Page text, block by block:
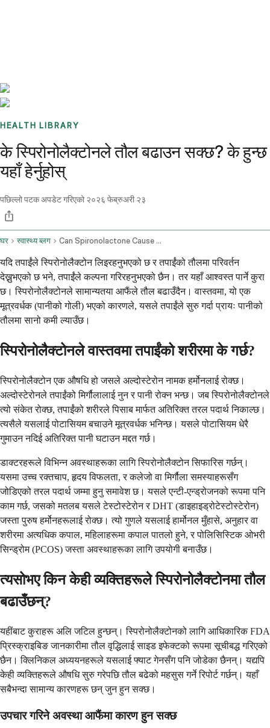
HEALTH LIBRARY
के स्पिरोनोलैक्टोनले तौल बढाउन सक्छ? के हुन्छ
यहाँ हेर्नुहोस्
पछिल्लो पटक अपडेट गरिएको २०२६ फेब्रुअरी २३
घर स्वास्थ्य ब्लग Can Spironolactone Cause Weight Gain
यदि तपाईंले स्पिरोनोलैक्टोन लिइरहनुभएको छ र तपाईंको तौलमा परिवर्तन
देख्नुभएको छ भने, तपाईंले कल्पना गरिरहनुभएको छैन। तर यहाँ आश्वस्त पार्ने कुरा
छ। स्पिरोनोलैक्टोनले सामान्यतया आफैंले तौल बढाउँदैन। वास्तवमा, यो एक
मूत्रवर्धक (पानीको गोली) भएको कारणले, यसले तपाईंले सुरु गर्दा प्रायः पानीको
तौलमा सानो कमी ल्याउँछ।
स्पिरोनोलैक्टोनले वास्तवमा तपाईंको शरीरमा के गर्छ?
स्पिरोनोलैक्टोन एक औषधि हो जसले अल्दोस्टेरोन नामक हर्मोनलाई रोक्छ।
अल्दोस्टेरोनले तपाईंको मिर्गौलालाई नुन र पानी रोक्न भन्छ। जब स्पिरोनोलैक्टोनले
त्यो संकेत रोक्छ, तपाईंको शरीरले पिसाब मार्फत अतिरिक्त तरल पदार्थ निकाल्छ।
त्यसैले यसलाई पोटासियम बचाउने मूत्रवर्धक भनिन्छ। यसले पोटासियम धेरै
गुमाउन नदिई अतिरिक्त पानी घटाउन मद्दत गर्छ।
डाक्टरहरूले विभिन्न अवस्थाहरूका लागि स्पिरोनोलैक्टोन सिफारिस गर्छन्।
यसमा उच्च रक्तचाप, हृदय विफलता, र कलेजो वा मिर्गौला समस्याहरूसँग
जोडिएको तरल पदार्थ जम्मा हुनु समावेश छ। यसले एन्टी-एन्ड्रोजनको रूपमा पनि
काम गर्छ, जसको मतलब यसले टेस्टोस्टेरोन र DHT (डाइहाइड्रोटेस्टोस्टेरोन)
जस्ता पुरुष हर्मोनहरूलाई रोक्छ। त्यो गुणले यसलाई हार्मोनल मुँहासे, अनुहार वा
शरीरमा अत्यधिक कपाल, महिलाहरूमा कपाल पातलो हुने, र पोलिसिस्टिक ओभरी
सिन्ड्रोम (PCOS) जस्ता अवस्थाहरूका लागि उपयोगी बनाउँछ।
त्यसोभए किन केही व्यक्तिहरूले स्पिरोनोलैक्टोनमा तौल
बढाउँछन्?
यहींबाट कुराहरू अलि जटिल हुन्छन्। स्पिरोनोलैक्टोनको लागि आधिकारिक FDA
प्रिस्क्राइबिङ जानकारीमा तौल वृद्धिलाई साइड इफेक्टको रूपमा सूचीबद्ध गरिएको
छैन। क्लिनिकल अध्ययनहरूले यसलाई फ्याट गेनसँग पनि जोडेका छैनन्। यद्यपि
केही व्यक्तिहरूले औषधि सुरु गरेपछि तौल बढेको महसुस गर्ने रिपोर्ट गर्छन्। यहाँ
सबैभन्दा सामान्य कारणहरू छन् जुन हुन सक्छ।
उपचार गरिने अवस्था आफैंमा कारण हुन सक्छ